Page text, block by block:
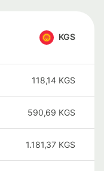
KGS
118,14 KGS
590,69 KGS
1.181,37 KGS